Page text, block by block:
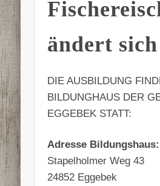
ändert
DIE AUSBILDUNG
BILDUNGHAUS DER
EGGEBEK STATT:
Adresse Bildungshaus:
Stapelholmer Weg 43
24852 Eggebek